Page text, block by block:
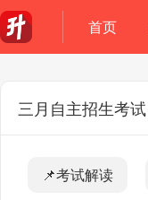
首页
三月自主招生考试
📌考试解读